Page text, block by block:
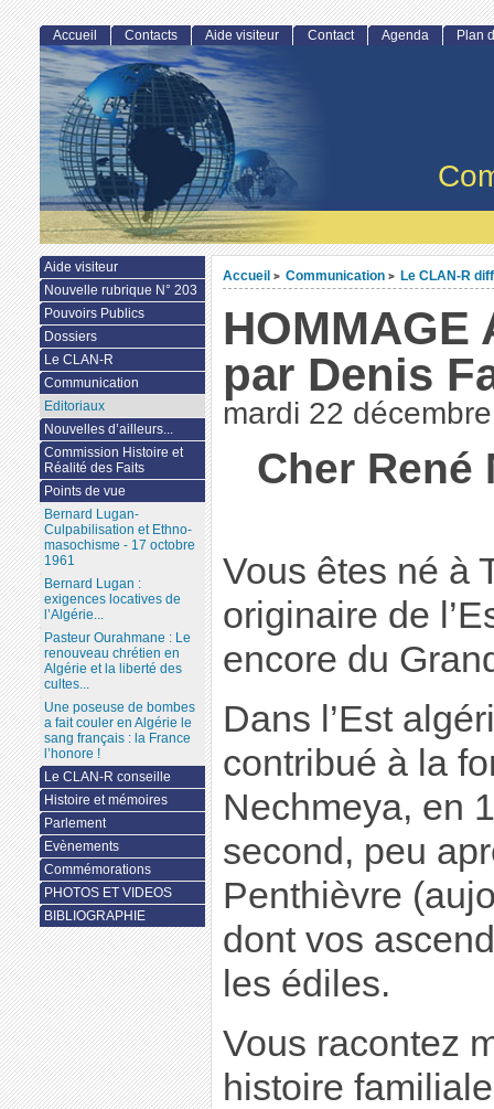
Accueil > Communication > Le CLAN-R
HOMMAGE
par Denis
mardi 22
Cher René
Vous êtes né à
originaire de
encore du
Dans l’Est
contribué à la
Nechmeya, en
second, peu
Penthièvre
dont vos
les édiles.
Vous racontez
histoire
Accueil Contacts Aide visiteur Contact Agenda Plan
Aide visiteur
Nouvelle rubrique N° 203
Pouvoirs Publics
Dossiers
Le CLAN-R
Communication
Editoriaux
Nouvelles d’ailleurs...
Commission Histoire et
Réalité des Faits
Points de vue
Bernard Lugan-
Culpabilisation et Ethno-
masochisme - 17 octobre
1961
Bernard Lugan :
exigences locatives de
l’Algérie...
Pasteur Ourahmane : Le
renouveau chrétien en
Algérie et la liberté des
cultes...
Une poseuse de bombes
a fait couler en Algérie le
sang français : la France
l’honore !
Le CLAN-R conseille
Histoire et mémoires
Parlement
Evènements
Commémorations
PHOTOS ET VIDEOS
BIBLIOGRAPHIE